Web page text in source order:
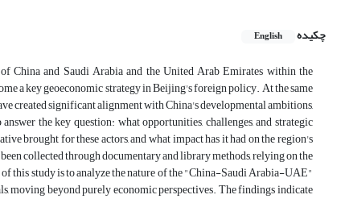
چکیده
English
China and Saudi Arabia and the United Arab Emirates within the
a key geoeconomic strategy in Beijing's foreign policy. At the same
created significant alignment with China's developmental ambitions,
the key question: what opportunities, challenges, and strategic
brought for these actors, and what impact has it had on the region's
collected through documentary and library methods, relying on the
this study is to analyze the nature of the "China-Saudi Arabia-UAE"
moving beyond purely economic perspectives. The findings indicate